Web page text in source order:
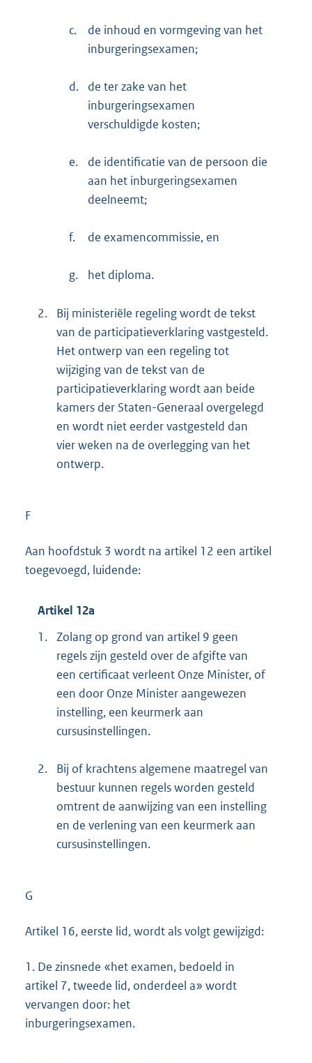
c.
de inhoud en vormgeving van het
inburgeringsexamen;
d.
de ter zake van het
inburgeringsexamen
verschuldigde kosten;
e.
de identificatie van de persoon die
aan het inburgeringsexamen
deelneemt;
f. de examencommissie, en
g. het diploma.
2.
Bij ministeriële regeling wordt de tekst
van de participatieverklaring vastgesteld.
Het ontwerp van een regeling tot
wijziging van de tekst van de
participatieverklaring wordt aan beide
kamers der Staten-Generaal overgelegd
en wordt niet eerder vastgesteld dan
vier weken na de overlegging van het
ontwerp.
F
Aan hoofdstuk 3 wordt na artikel 12 een artikel
toegevoegd, luidende:
Artikel 12a
1. Zolang op grond van artikel 9 geen
regels zijn gesteld over de afgifte van
een certificaat verleent Onze Minister, of
een door Onze Minister aangewezen
instelling, een keurmerk aan
cursusinstellingen.
2.
Bij of krachtens algemene maatregel van
bestuur kunnen regels worden gesteld
omtrent de aanwijzing van een instelling
en de verlening van een keurmerk aan
cursusinstellingen.
G
Artikel 16, eerste lid, wordt als volgt gewijzigd:
1. De zinsnede «het examen, bedoeld in
artikel 7, tweede lid, onderdeel a» wordt
vervangen door: het
inburgeringsexamen.